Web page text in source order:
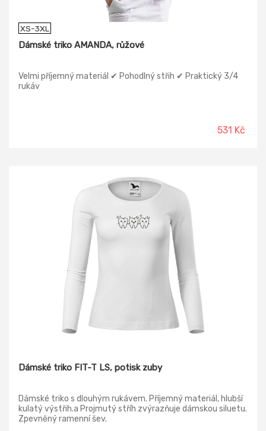
XS-3XL
Dámské triko AMANDA, růžové
Velmi příjemný materiál ✔ Pohodlný střih ✔ Praktický 3/4
rukáv
531 Kč
Dámské triko FIT-T LS, potisk zuby
Dámské triko s dlouhým rukávem. Příjemný materiál, hlubší
kulatý výstřih.a Projmutý stříh zvýrazňuje dámskou siluetu.
Zpevněný ramenní šev.